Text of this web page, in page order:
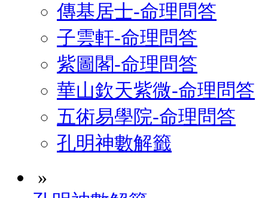
傳基居士-命理問答
子雲軒-命理問答
紫圖閣-命理問答
華山欽天紫微-命理問答
五術易學院-命理問答
孔明神數解籤
»